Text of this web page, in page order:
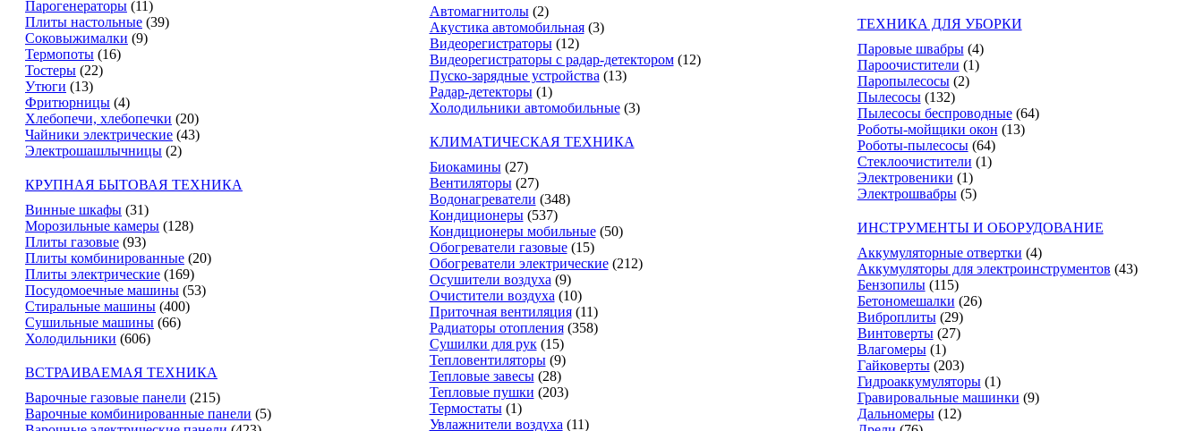
Парогенераторы (11)
Плиты настольные (39)
Соковыжималки (9)
Термопоты (16)
Тостеры (22)
Утюги (13)
Фритюрницы (4)
Хлебопечи, хлебопечки (20)
Чайники электрические (43)
Электрошашлычницы (2)
КРУПНАЯ БЫТОВАЯ ТЕХНИКА
Винные шкафы (31)
Морозильные камеры (128)
Плиты газовые (93)
Плиты комбинированные (20)
Плиты электрические (169)
Посудомоечные машины (53)
Стиральные машины (400)
Сушильные машины (66)
Холодильники (606)
ВСТРАИВАЕМАЯ ТЕХНИКА
Варочные газовые панели (215)
Варочные комбинированные панели (5)
Автомагнитолы (2)
Акустика автомобильная (3)
Видеорегистраторы (12)
Видеорегистраторы с радар-детектором (12)
Пуско-зарядные устройства (13)
Радар-детекторы (1)
Холодильники автомобильные (3)
КЛИМАТИЧЕСКАЯ ТЕХНИКА
Биокамины (27)
Вентиляторы (27)
Водонагреватели (348)
Кондиционеры (537)
Кондиционеры мобильные (50)
Обогреватели газовые (15)
Обогреватели электрические (212)
Осушители воздуха (9)
Очистители воздуха (10)
Приточная вентиляция (11)
Радиаторы отопления (358)
Сушилки для рук (15)
Тепловентиляторы (9)
Тепловые завесы (28)
Тепловые пушки (203)
Термостаты (1)
Увлажнители воздуха (11)
ТЕХНИКА ДЛЯ УБОРКИ
Паровые швабры (4)
Пароочистители (1)
Паропылесосы (2)
Пылесосы (132)
Пылесосы беспроводные (64)
Роботы-мойщики окон (13)
Роботы-пылесосы (64)
Стеклоочистители (1)
Электровеники (1)
Электрошвабры (5)
ИНСТРУМЕНТЫ И ОБОРУДОВАНИЕ
Аккумуляторные отвертки (4)
Аккумуляторы для электроинструментов (43)
Бензопилы (115)
Бетономешалки (26)
Виброплиты (29)
Винтоверты (27)
Влагомеры (1)
Гайковерты (203)
Гидроаккумуляторы (1)
Гравировальные машинки (9)
Дальномеры (12)